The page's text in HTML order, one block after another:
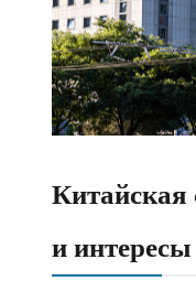
Китайская
и